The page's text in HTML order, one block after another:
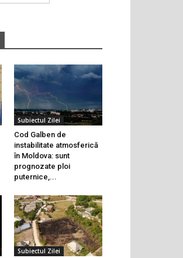
Subiectul Zilei
Cod Galben de
instabilitate atmosferică
în Moldova: sunt
prognozate ploi
puternice,...
Subiectul Zilei